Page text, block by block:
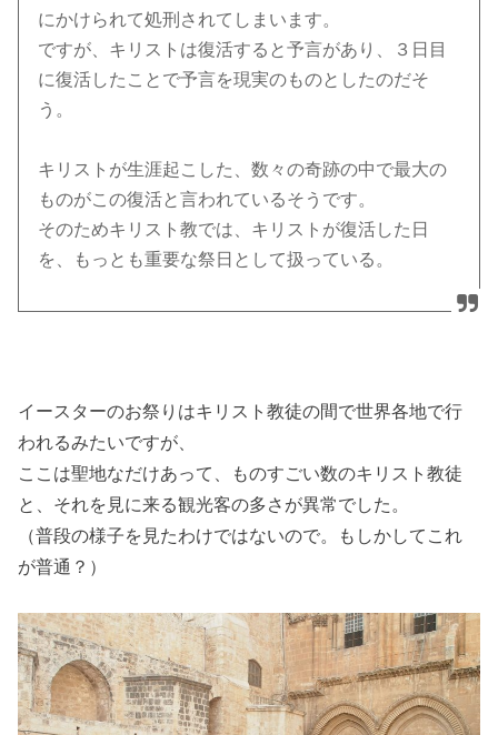
にかけられて処刑されてしまいます。
ですが、キリストは復活すると予言があり、３日目
に復活したことで予言を現実のものとしたのだそ
う。
キリストが生涯起こした、数々の奇跡の中で最大の
ものがこの復活と言われているそうです。
そのためキリスト教では、キリストが復活した日
を、もっとも重要な祭日として扱っている。
イースターのお祭りはキリスト教徒の間で世界各地で行
われるみたいですが、
ここは聖地なだけあって、ものすごい数のキリスト教徒
と、それを見に来る観光客の多さが異常でした。
（普段の様子を見たわけではないので。もしかしてこれ
が普通？）